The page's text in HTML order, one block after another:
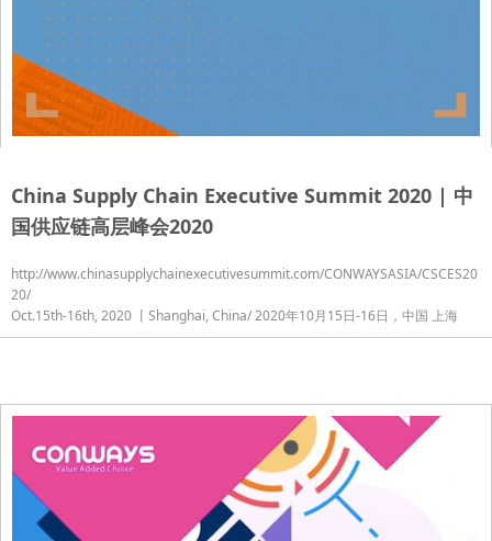
China Supply Chain Executive Summit 2020 | 中
国供应链高层峰会2020
http://www.chinasupplychainexecutivesummit.com/CONWAYSASIA/CSCES20
20/
Oct.15th-16th, 2020 丨Shanghai, China/ 2020年10月15日-16日，中国 上海